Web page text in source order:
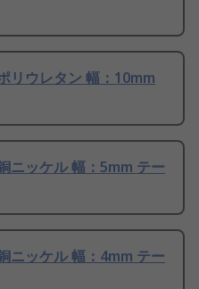
リウレタン 幅：10mm
ニッケル 幅：5mm テー
ニッケル 幅：4mm テー